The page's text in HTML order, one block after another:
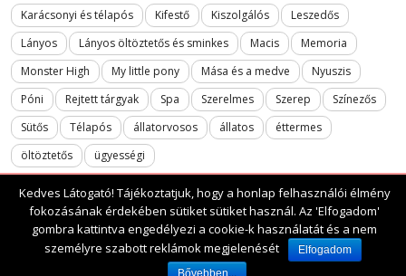
Karácsonyi és télapós
Kifestő Kiszolgálós
Leszedős
Lányos
Lányos öltöztetős és sminkes Macis
Memoria
Monster High
My little pony Mása és a medve
Nyuszis
Póni
Rejtett tárgyak Spa Szerelmes Szerep
Színezős
Sütős
Télapós állatorvosos állatos
éttermes
öltöztetős
ügyességi
2017 All rights reserved. lanyosjatekok.gyerekfilmek.hu
Kedves Látogató! Tájékoztatjuk, hogy a honlap felhasználói élmény
fokozásának érdekében sütiket sütiket használ. Az 'Elfogadom'
gombra kattintva engedélyezi a cookie-k használatát és a nem
személyre szabott reklámok megjelenését
Elfogadom
Bővebben...